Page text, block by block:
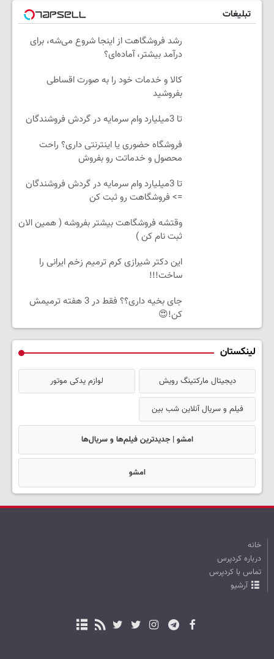
تبلیغات
رشد فروشگاهت از اینجا شروع می‌شه، برای
درآمد بیشتر، آماده‌ای؟
کالا و خدمات خود را به صورت اقساطی
بفروشید
تا 3میلیارد وام سرمایه در گردش فروشندگان
فروشگاه حضوری یا اینترنتی داری؟ راحت
محصول و خدماتت رو بفروش
تا 3میلیارد وام سرمایه در گردش فروشندگان
=> فروشگاهت رو ثبت کن
وقتشه فروشگاهت بیشتر بفروشه ( همین الان
ثبت نام کن )
این دکتر شیرازی کرم ترمیم زخم ایرانی را
ساخت!!!
جای بخیه داری؟؟ فقط در 3 هفته ترمیمش
کن!😍
لینکستان
دیجیتال مارکتینگ رویش لوازم یدکی موتور
فیلم و سریال آنلاین شب بین
امشو | جدیدترین فیلم‌ها و سریال‌ها
امشو
خانه
درباره کردپرس
تماس با کردپرس
آرشیو